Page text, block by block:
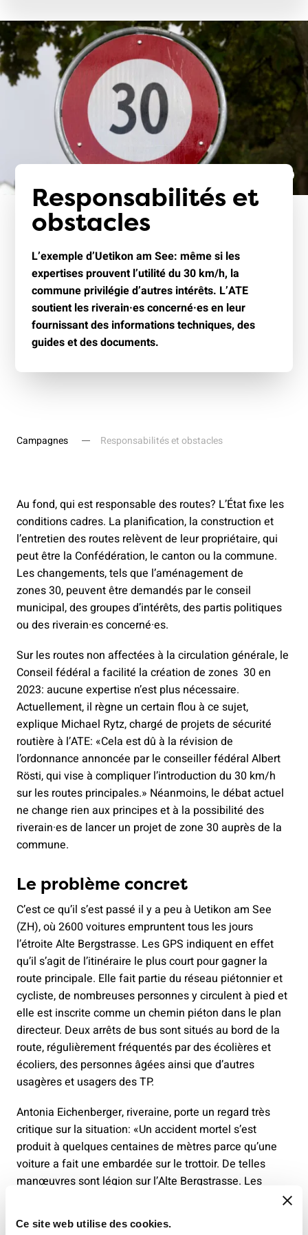
Ce site web utilise des cookies.
Responsabilités et
obstacles
L’exemple d’Uetikon am See: même si les
expertises prouvent l’utilité du 30 km/h, la
commune privilégie d’autres intérêts. L’ATE
soutient les riverain·es concerné·es en leur
fournissant des informations techniques, des
guides et des documents.
Campagnes Responsabilités et obstacles
Au fond, qui est responsable des routes? L’État fixe les
conditions cadres. La planification, la construction et
l’entretien des routes relèvent de leur propriétaire, qui
peut être la Confédération, le canton ou la commune.
Les changements, tels que l’aménagement de
zones 30, peuvent être demandés par le conseil
municipal, des groupes d’intérêts, des partis politiques
ou des riverain·es concerné·es.
Sur les routes non affectées à la circulation générale, le
Conseil fédéral a facilité la création de zones 30 en
2023: aucune expertise n’est plus nécessaire.
Actuellement, il règne un certain flou à ce sujet,
explique Michael Rytz, chargé de projets de sécurité
routière à l’ATE: «Cela est dû à la révision de
l’ordonnance annoncée par le conseiller fédéral Albert
Rösti, qui vise à compliquer l’introduction du 30 km/h
sur les routes principales.» Néanmoins, le débat actuel
ne change rien aux principes et à la possibilité des
riverain·es de lancer un projet de zone 30 auprès de la
commune.
Le problème concret
C’est ce qu’il s’est passé il y a peu à Uetikon am See
(ZH), où 2600 voitures empruntent tous les jours
l’étroite Alte Bergstrasse. Les GPS indiquent en effet
qu’il s’agit de l’itinéraire le plus court pour gagner la
route principale. Elle fait partie du réseau piétonnier et
cycliste, de nombreuses personnes y circulent à pied et
elle est inscrite comme un chemin piéton dans le plan
directeur. Deux arrêts de bus sont situés au bord de la
route, régulièrement fréquentés par des écolières et
écoliers, des personnes âgées ainsi que d’autres
usagères et usagers des TP.
Antonia Eichenberger, riveraine, porte un regard très
critique sur la situation: «Un accident mortel s’est
produit à quelques centaines de mètres parce qu’une
voiture a fait une embardée sur le trottoir. De telles
manœuvres sont légion sur l’Alte Bergstrasse. Les
sécurisé. Il est inacceptable que les enfants soient